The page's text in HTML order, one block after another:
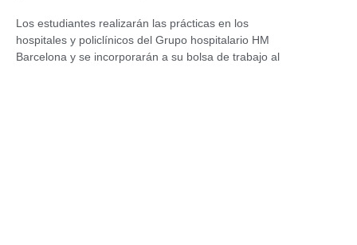
Los estudiantes realizarán las prácticas en los
hospitales y policlínicos del Grupo hospitalario HM
Barcelona y se incorporarán a su bolsa de trabajo al